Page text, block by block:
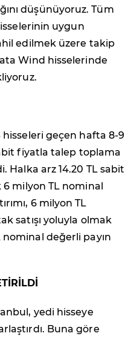
düşünüyoruz. Tüm
uygun
edilmek üzere takip
Wind hisselerinde
hisseleri geçen hafta 8-9
fiyatla talep toplama
Halka arz 14.20 TL sabit
milyon TL nominal
6 milyon TL
satışı yoluyla olmak
değerli payın
yedi hisseye
Buna göre